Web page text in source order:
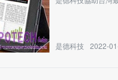
是德科技 2022-